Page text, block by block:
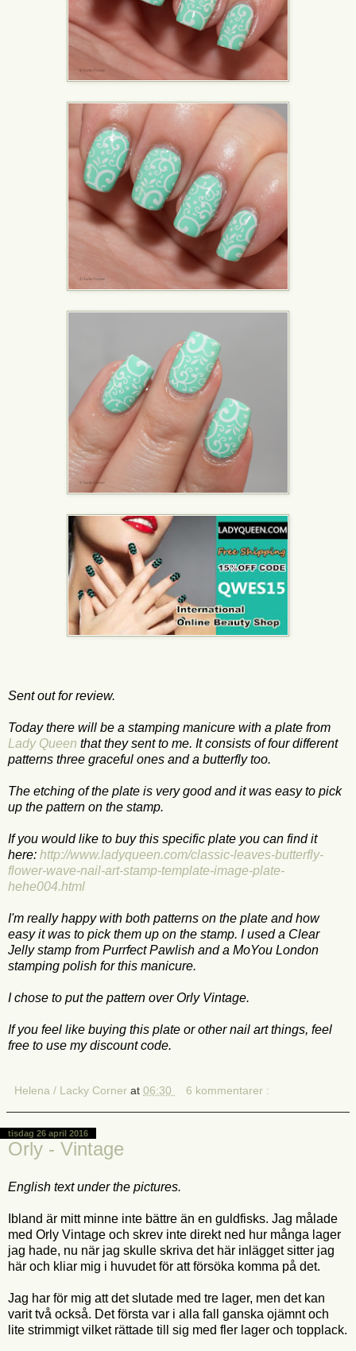
Sent out for review.
Today there will be a stamping manicure with a plate from
Lady Queen that they sent to me. It consists of four different
patterns three graceful ones and a butterfly too.
The etching of the plate is very good and it was easy to pick
up the pattern on the stamp.
If you would like to buy this specific plate you can find it
here: http://www.ladyqueen.com/classic-leaves-butterfly-
flower-wave-nail-art-stamp-template-image-plate-
hehe004.html
I'm really happy with both patterns on the plate and how
easy it was to pick them up on the stamp. I used a Clear
Jelly stamp from Purrfect Pawlish and a MoYou London
stamping polish for this manicure.
I chose to put the pattern over Orly Vintage.
If you feel like buying this plate or other nail art things, feel
free to use my discount code.
Helena / Lacky Corner at 06:30 6 kommentarer :
tisdag 26 april 2016
Orly - Vintage
English text under the pictures.
Ibland är mitt minne inte bättre än en guldfisks. Jag målade
med Orly Vintage och skrev inte direkt ned hur många lager
jag hade, nu när jag skulle skriva det här inlägget sitter jag
här och kliar mig i huvudet för att försöka komma på det.
Jag har för mig att det slutade med tre lager, men det kan
varit två också. Det första var i alla fall ganska ojämnt och
lite strimmigt vilket rättade till sig med fler lager och topplack.